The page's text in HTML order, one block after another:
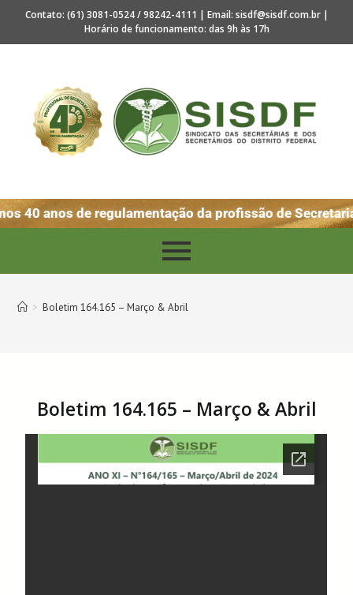
Contato: (61) 3081-0524 / 98242-4111 | Email: sisdf@sisdf.com.br |
Horário de funcionamento: das 9h às 17h
40 anos de regulamentação da profissão de
> Boletim 164.165 – Março & Abril
Boletim 164.165 – Março & Abril